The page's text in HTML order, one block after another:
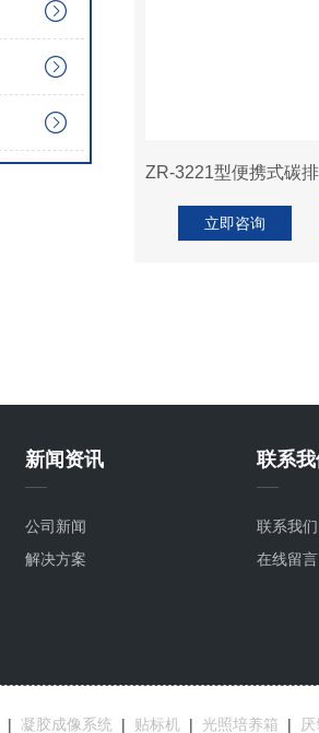
立即咨询
新闻资讯
公司新闻
解决方案
联系我
联系我们
在线留言
| 凝胶成像系统 | 贴标机 | 光照培养箱 |